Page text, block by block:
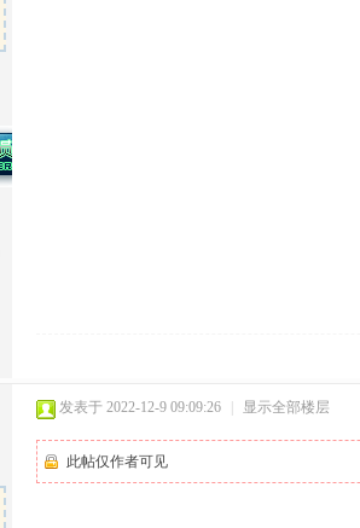
发表于 2022-12-9 09:09:26 显示全部楼层
此帖仅作者可见